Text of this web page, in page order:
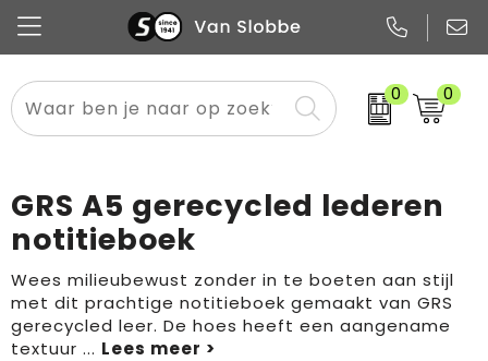
0 0
Alle categorieën
Snoep
Promo
Pennen
Notitieboekjes
Papier
Flessen
Glazen en karaffen
Merken
Meest gekozen
Sportkleding
Overig textiel
Boodschappen- en draagtassen
Sport & vrije tijd
Rugzakken
GRS A5 gerecycled lederen
notitieboek
Wees milieubewust zonder in te boeten aan stijl
met dit prachtige notitieboek gemaakt van GRS
gerecycled leer. De hoes heeft een aangename
textuur ...